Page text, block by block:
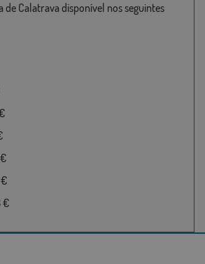
de Calatrava disponível nos seguintes
€